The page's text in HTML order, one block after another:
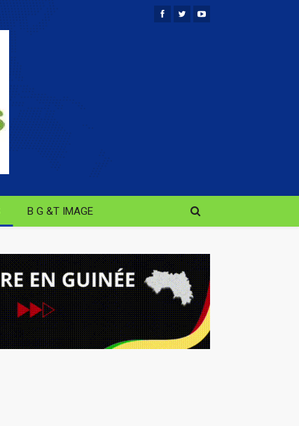
B G &T IMAGE